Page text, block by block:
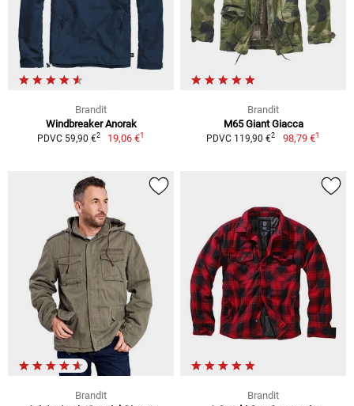
Brandit
Windbreaker Anorak
PDVC 59,90 €2 19,06 €1
Brandit
M65 Giant Giacca
PDVC 119,90 €2 98,79 €1
Brandit
Brandit